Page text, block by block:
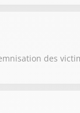
des